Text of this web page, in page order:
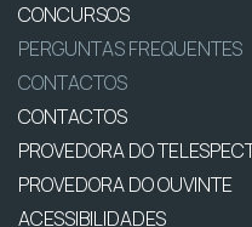
CONCURSOS
PERGUNTAS FREQUENTES
CONTACTOS
CONTACTOS
PROVEDORA DO
PROVEDORA DO OUVINTE
ACESSIBILIDADES